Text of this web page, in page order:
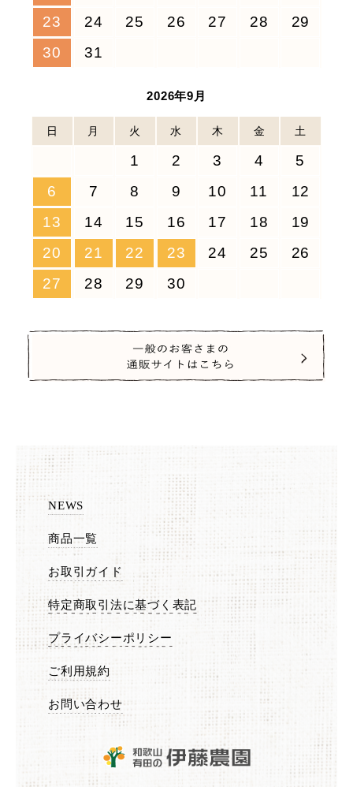
23
24 25 26 27 28
29
30
31
2026年9月
日 月 火 水 木 金 土
1 2 3 4
5
6
7 8 9 10 11
12
13
14 15 16 17 18
19
20
21 22 23 24 25
26
27
28 29 30
NEWS
商品一覧
お取引ガイド
特定商取引法に基づく表記
プライバシーポリシー
ご利用規約
お問い合わせ